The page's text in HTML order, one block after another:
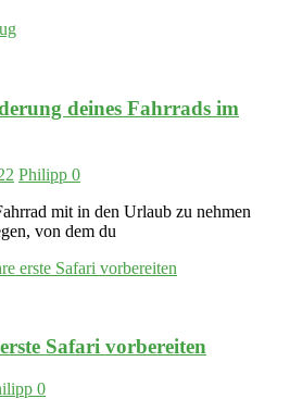
deines Fahrrads im
Philipp 0
mit in den Urlaub zu nehmen
von dem du
Safari vorbereiten
0